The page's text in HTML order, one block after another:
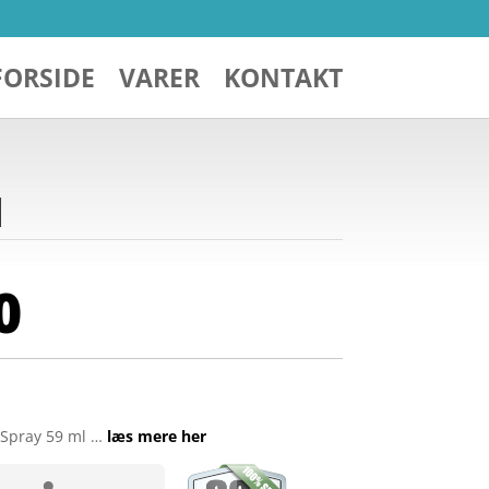
VARER KONTAKT
59 ml … læs mere her